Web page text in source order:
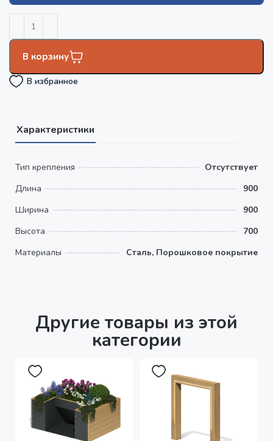
В корзину
В избранное
Характеристики
Тип крепления
Отсутствует
Длина
900
Ширина
900
Высота
700
Материалы
Сталь, Порошковое покрытие
Другие товары из этой
категории